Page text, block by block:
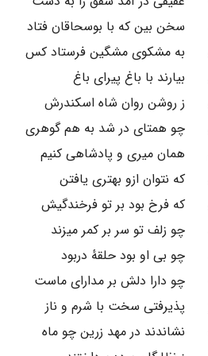
سخن بین که با بوسحاقان فتاد
به مشکوی مشگین فرستاد کس
بیارند با باغ پیرای باغ
ز روشن روان شاه اسکندرش
چو همتای در شد به هم گوهری
همان میری و پادشاهی کنیم
که نتوان ازو بهتری یافتن
که فرخ بود بر تو فرخندگیش
چو زلف تو سر بر کمر میزند
چو بی او بود حلقهٔ دربود
چو دارا دلش بر مدارای ماست
پذیرفتی سخت با شرم و ناز
نشاندند در مهد زرین چو ماه